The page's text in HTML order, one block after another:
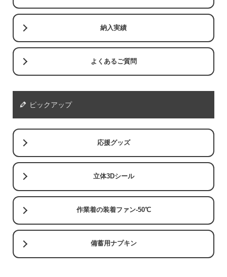
ド印
〇 ×
線などに
す。ザラ
分にも印
ます。
納入実績
よくあるご質問
ピックアップ
応援グッズ
立体3Dシール
作業着の装着ファン-50℃
備蓄用ナプキン